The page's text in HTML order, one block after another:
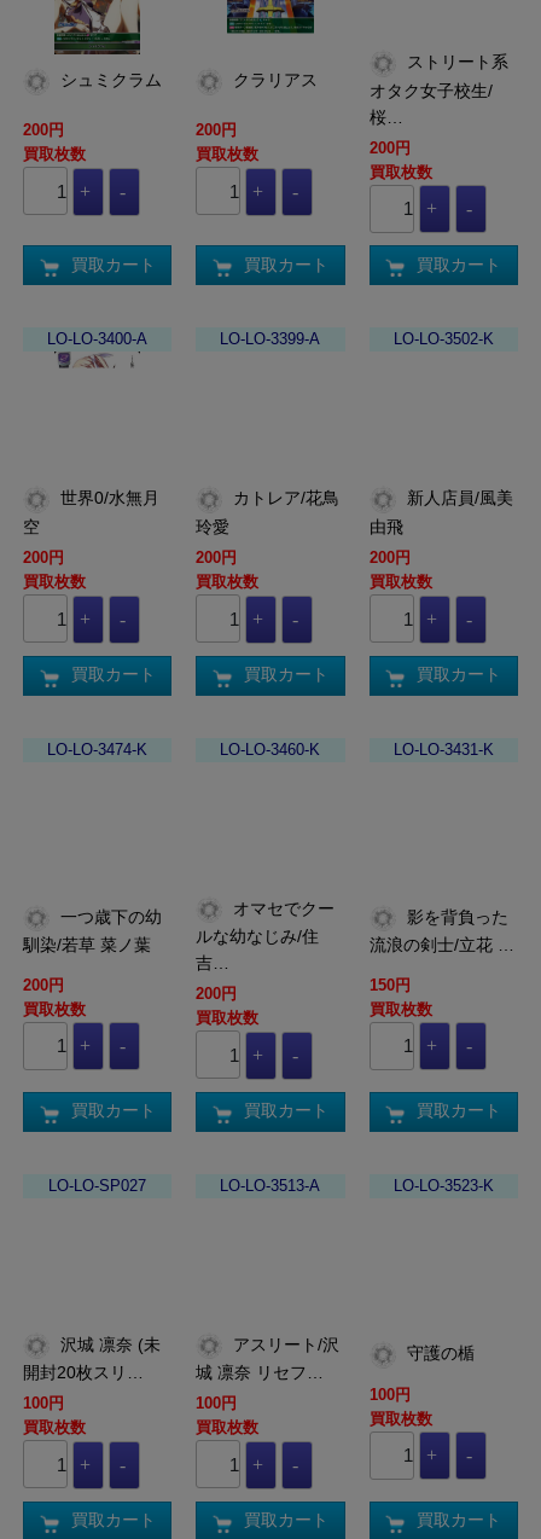
シュミクラム
200円
買取枚数
買取カート
クラリアス
200円
買取枚数
買取カート
オタク女子校生/
桜…
200円
買取枚数
買取カート
LO-LO-3400-A
空
200円
買取枚数
買取カート
LO-LO-3399-A
玲愛
200円
買取枚数
買取カート
LO-LO-3502-K
由飛
200円
買取枚数
買取カート
LO-LO-3474-K
馴染/若草 菜ノ葉
200円
買取枚数
買取カート
LO-LO-3460-K
ルな幼なじみ/住
吉…
200円
買取枚数
買取カート
LO-LO-3431-K
流浪の剣士/立花 …
150円
買取枚数
買取カート
LO-LO-SP027
開封20枚スリ…
100円
買取枚数
買取カート
LO-LO-3513-A
城 凛奈 リセフ…
100円
買取枚数
買取カート
LO-LO-3523-K
守護の楯
100円
買取枚数
買取カート